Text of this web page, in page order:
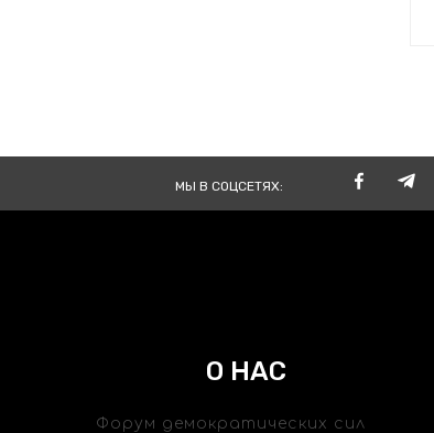
МЫ В СОЦСЕТЯХ:
О НАС
Форум демократических сил